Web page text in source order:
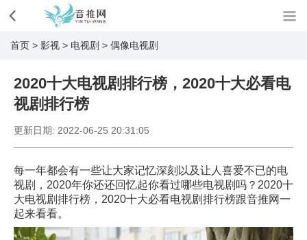
首页 > 影视 > 电视剧 > 偶像电视剧
2020十大电视剧排行榜，2020十大必看电
视剧排行榜
更新日期: 2022-06-25 20:31:05
每一年都会有一些让大家记忆深刻以及让人喜爱不已的电
视剧，2020年你还还回忆起你看过哪些电视剧吗？2020十
大电视剧排行榜，2020十大必看电视剧排行榜跟音推网一
起来看看。